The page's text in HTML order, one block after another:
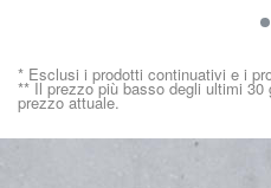
* Esclusi i prodotti continuativi e i
** Il prezzo più basso degli ultimi 30
prezzo attuale.